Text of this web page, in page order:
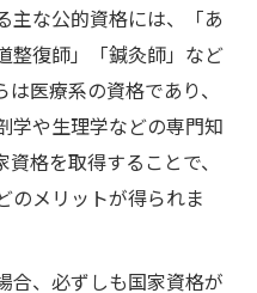
選び方の実践ポイント
独立開業への影響とは
実務で強みになるか
希望の働き方を考える
の未来と実務性
主な公的資格には、「あ
整復師」「鍼灸師」など
医療系の資格であり、
学や生理学などの専門知
格を取得することで、
のメリットが得られま
合、必ずしも国家資格が